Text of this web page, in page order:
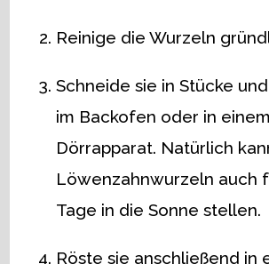
Reinige die Wurzeln
Schneide sie in Stücke
im Backofen oder in einem
Dörrapparat. Natürlich
Löwenzahnwurzeln auch
Tage in die Sonne stellen.
Röste sie anschließend in